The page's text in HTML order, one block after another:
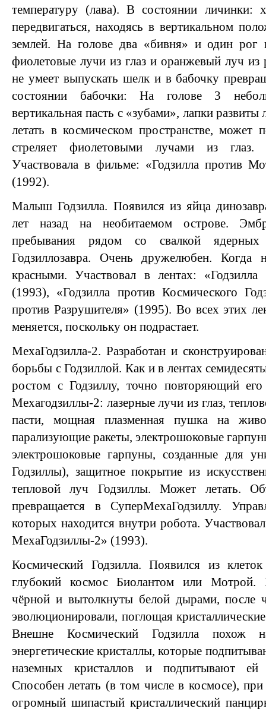
температуру (лава). В состоянии личинки:
передвигаться, находясь в вертикальном
землей. На голове два «бивня» и один рог
фиолетовые лучи из глаз и оранжевый луч
не умеет выпускать шелк и в бабочку
состоянии бабочки: На голове 3
вертикальная пасть с «зубами», лапки
летать в космическом пространстве, может
стреляет фиолетовыми лучами из глаз.
Участвовала в фильме: «Годзилла против
(1992).
Малыш Годзилла. Появился из яйца
лет назад на необитаемом острове.
пребывания рядом со свалкой
Годзиллозавра. Очень дружелюбен. Когда
красными. Участвовал в лентах:
(1993), «Годзилла против Космического
против Разрушителя» (1995). Во всех этих
меняется, поскольку он подрастает.
МехаГодзилла-2. Разработан и
борьбы с Годзиллой. Как и в лентах
ростом с Годзиллу, точно повторяющий
Мехагодзиллы-2: лазерные лучи из глаз,
пасти, мощная плазменная пушка на
парализующие ракеты, электрошоковые
электрошоковые гарпуны, созданные для
Годзиллы), защитное покрытие из
тепловой луч Годзиллы. Может летать.
превращается в СуперМехаГодзиллу.
которых находится внутри робота.
МехаГодзиллы-2» (1993).
Космический Годзилла. Появился из
глубокий космос Биолантом или Мотрой.
чёрной и вытолкнуты белой дырами, после
эволюционировали, поглощая
Внешне Космический Годзилла похож
энергетические кристаллы, которые
наземных кристаллов и подпитывают ей
Способен летать (в том числе в космосе),
огромный шипастый кристаллический